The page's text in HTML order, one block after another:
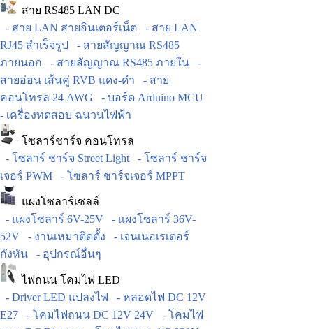
สาย RS485 LAN DC
- สาย LAN สายอินเตอร์เน็ต
- สาย LAN
RJ45 สำเร็จรูป
- สายสัญญาณ RS485
ภายนอก
- สายสัญญาณ RS485 ภายใน
-
สายอ่อน เส้นคู่ RVB แดง-ดำ
- สาย
คอนโทรล 24 AWG
- บอร์ด Arduino MCU
- เครื่องทดสอบ ฉนวนไฟฟ้า
โซลาร์ชาร์จ คอนโทรล
- โซลาร์ ชาร์จ Street Light
- โซลาร์ ชาร์จ
เจอร์ PWM
- โซลาร์ ชาร์จเจอร์ MPPT
แผงโซลาร์เซลล์
- แผงโซลาร์ 6V-25V
- แผงโซลาร์ 36V-
52V
- งานเหมาติดตั้ง
- เจนเนอเรเตอร์
กังหัน
- อุปกรณ์อื่นๆ
ไฟถนน โคมไฟ LED
- Driver LED แปลงไฟ
- หลอดไฟ DC 12V
E27
- โคมไฟถนน DC 12V 24V
- โคมไฟ